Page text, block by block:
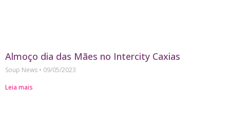
Almoço dia das Mães no Intercity Caxias
Soup News
09/05/2023
Leia mais